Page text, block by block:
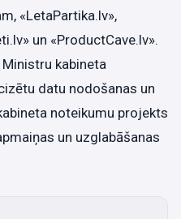
«LetaPartika.lv»,
un «ProductCave.lv».
kabineta
datu nodošanas un
noteikumu projekts
un uzglabāšanas